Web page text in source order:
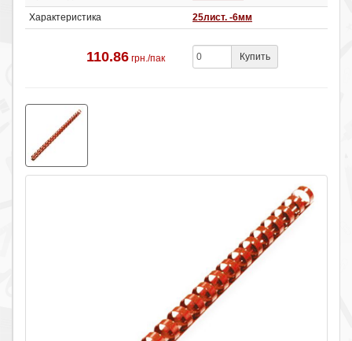
Характеристика
25лист. -6мм
110.86 грн./пак Купить